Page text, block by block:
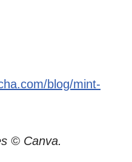
blog/mint-
© Canva.